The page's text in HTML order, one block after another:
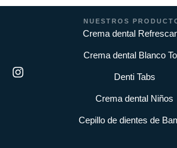
NUESTROS
Crema dental
Crema dental Blanco
Denti Tabs
Crema dental Niños
Cepillo de dientes de